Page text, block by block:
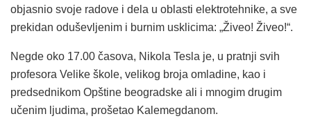
objasnio svoje radove i dela u oblasti elektrotehnike, a sve
prekidan oduševljenim i burnim usklicima: „Živeo! Živeo!“.
Negde oko 17.00 časova, Nikola Tesla je, u pratnji svih
profesora Velike škole, velikog broja omladine, kao i
predsednikom Opštine beogradske ali i mnogim drugim
učenim ljudima, prošetao Kalemegdanom.